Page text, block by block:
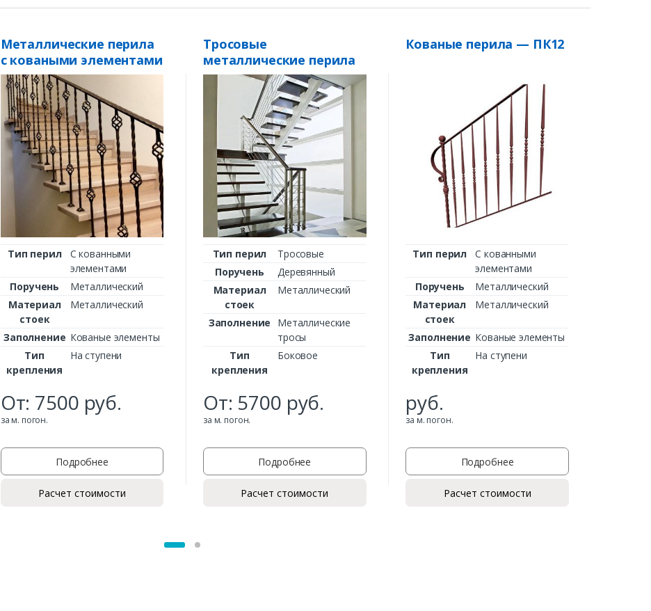
Заказать
Ваш телефон*
Металлические перила
с коваными элементами
ПКЭ-5
Тип перил
С кованными
элементами
Поручень
Металлический
Материал
стоек
Металлический
Заполнение Кованые элементы
Тип
крепления
На ступени
От: 7500 руб.
за м. погон.
Подробнее
Расчет стоимости
Тросовые
металлические перила
ПТ-1
Тип перил
Тросовые
Поручень
Деревянный
Материал
стоек
Металлический
Заполнение
Металлические
тросы
Тип
крепления
Боковое
От: 5700 руб.
за м. погон.
Подробнее
Расчет стоимости
Кованые перила — ПК12
Тип перил
С кованными
элементами
Поручень
Металлический
Материал
стоек
Металлический
Заполнение Кованые элементы
Тип
крепления
На ступени
руб.
за м. погон.
Подробнее
Расчет стоимости